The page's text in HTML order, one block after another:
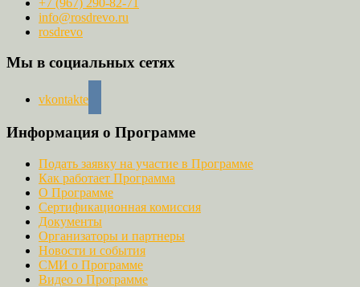
info@rosdrevo.ru
rosdrevo
Мы в социальных сетях
vkontakte
Информация о Программе
Подать заявку на участие в Программе
Как работает Программа
О Программе
Сертификационная комиссия
Документы
Организаторы и партнеры
Новости и события
СМИ о Программе
Видео о Программе